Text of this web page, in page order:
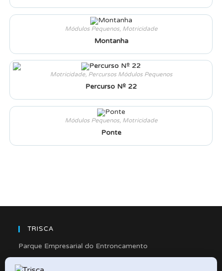
Módulos Pequenos, Motricidade
Montanha
Motricidade, Percursos Módulos Pequenos
Percurso Nº 22
Módulos Pequenos, Motricidade
Ponte
TRISCA
Parque Empresarial do Entroncamento
Rua Cidade de Friedberg, Lote 4